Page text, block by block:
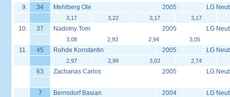
9. 34 Mehlberg Ole 2005 LG
3,17 3,22 3,17 3,17
10. 37 Nadolny Tom 2005 LG
3,08 2,93 2,94 3,05
11. 45 Rohde Konstantin 2005 LG
2,97 2,99 3,03 2,74
63 Zacharias Carlos 2005 LG
7 Bernsdorf Basian 2004 LG